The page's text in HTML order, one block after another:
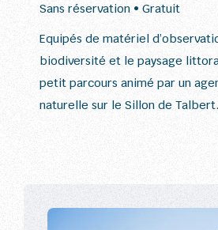
Sans réservation • Gratuit
Equipés de matériel
biodiversité et le paysage
petit parcours animé par un
naturelle sur le Sillon de Talbert.